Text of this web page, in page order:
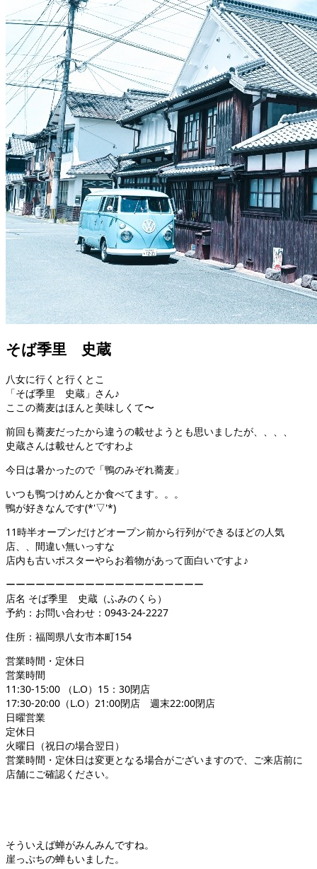
そば季里 史蔵
八女に行くと行くとこ
「そば季里 史蔵」さん♪
ここの蕎麦はほんと美味しくて〜
前回も蕎麦だったから違うの載せようとも思いましたが、、、、
史蔵さんは載せんとですわよ
今日は暑かったので「鴨のみぞれ蕎麦」
いつも鴨つけめんとか食べてます。。。
鴨が好きなんです(*'▽'*)
11時半オープンだけどオープン前から行列ができるほどの人気
店、、間違い無いっすな
店内も古いポスターやらお着物があって面白いですよ♪
ーーーーーーーーーーーーーーーーーーーー
店名 そば季里 史蔵（ふみのくら）
予約：お問い合わせ：0943-24-2227
住所：福岡県八女市本町154
営業時間・定休日
営業時間
11:30-15:00 （L.O）15：30閉店
17:30-20:00（L.O）21:00閉店 週末22:00閉店
日曜営業
定休日
火曜日（祝日の場合翌日）
営業時間・定休日は変更となる場合がございますので、ご来店前に
店舗にご確認ください。
そういえば蝉がみんみんですね。
崖っぷちの蝉もいました。